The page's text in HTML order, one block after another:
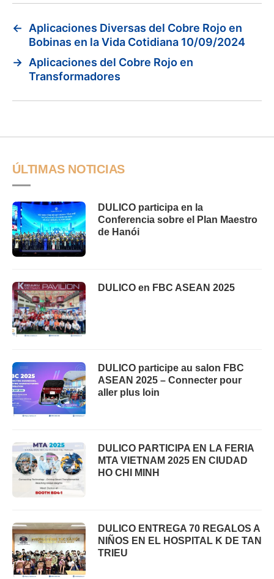
←
Aplicaciones Diversas del Cobre Rojo en
Bobinas en la Vida Cotidiana 10/09/2024
→ Aplicaciones del Cobre Rojo en
Transformadores
ÚLTIMAS NOTICIAS
DULICO participa en la
Conferencia sobre el Plan Maestro
de Hanói
DULICO en FBC ASEAN 2025
DULICO participe au salon FBC
ASEAN 2025 – Connecter pour
aller plus loin
DULICO PARTICIPA EN LA FERIA
MTA VIETNAM 2025 EN CIUDAD
HO CHI MINH
DULICO ENTREGA 70 REGALOS A
NIÑOS EN EL HOSPITAL K DE TAN
TRIEU